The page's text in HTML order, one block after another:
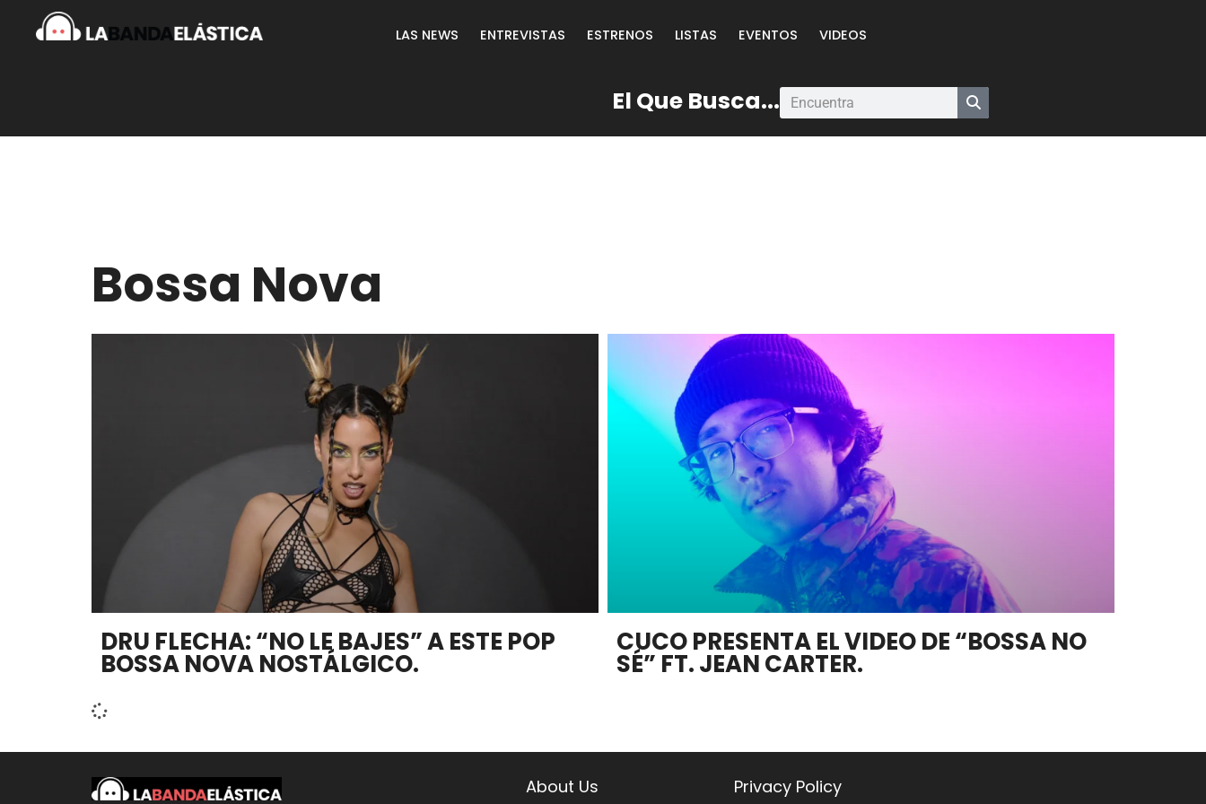
LAS NEWS ENTREVISTAS ESTRENOS LISTAS EVENTOS VIDEOS
El Que Busca...
Bossa Nova
DRU FLECHA: “NO LE BAJES” A ESTE POP
BOSSA NOVA NOSTÁLGICO.
CUCO PRESENTA EL VIDEO DE “BOSSA NO
SÉ” FT. JEAN CARTER.
About Us
Privacy Policy